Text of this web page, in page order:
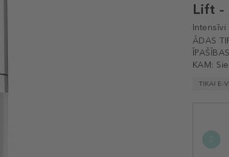
Lift -
ĀDAS
KAM:
TIKAI E-